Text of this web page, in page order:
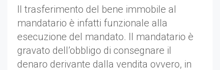
Il trasferimento del bene immobile al
mandatario è infatti funzionale alla
esecuzione del mandato. Il mandatario è
gravato dell’obbligo di consegnare il
denaro derivante dalla vendita ovvero, in